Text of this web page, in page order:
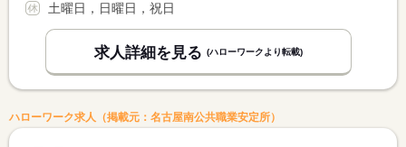
土曜日，日曜日，祝日
求人詳細を見る (ハローワークより転載)
ハローワーク求人（掲載元：名古屋南公共職業安定所）